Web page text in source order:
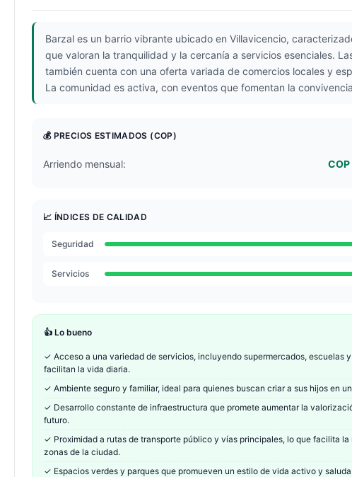
Barzal es un barrio vibrante ubicado en Villavicencio,
que valoran la tranquilidad y la cercanía a servicios esenciales.
también cuenta con una oferta variada de comercios locales y
La comunidad es activa, con eventos que fomentan la
💰 PRECIOS ESTIMADOS (COP)
Arriendo mensual:
📈 ÍNDICES DE CALIDAD
Seguridad
Servicios
👍 Lo bueno
✓ Acceso a una variedad de servicios, incluyendo supermercados, escuelas
facilitan la vida diaria.
✓ Ambiente seguro y familiar, ideal para quienes buscan criar a sus hijos en
✓ Desarrollo constante de infraestructura que promete aumentar la
futuro.
✓ Proximidad a rutas de transporte público y vías principales, lo que facilita
zonas de la ciudad.
✓ Espacios verdes y parques que promueven un estilo de vida activo y